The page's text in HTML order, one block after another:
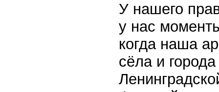
У нашего
у нас
когда наша
сёла и